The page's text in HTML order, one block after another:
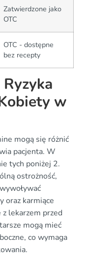
Zatwierdzone jako
OTC
OTC - dostępne
bez recepty
w
mogą się różnić
pacjenta. W
tych poniżej 2.
ostrożność,
oraz karmiące
lekarzem przed
mogą mieć
co wymaga